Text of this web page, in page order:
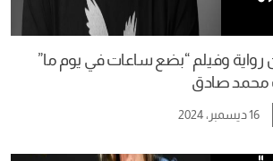
8 في 8 عن رواية وفيلم “بضع ساعات في يوم ما”
محمد صادق
16 ديسمبر، 2024